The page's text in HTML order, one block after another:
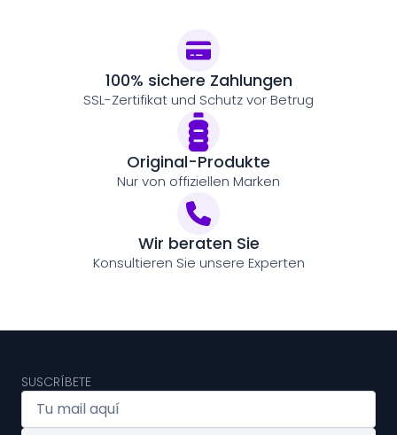
100% sichere Zahlungen
SSL-Zertifikat und Schutz vor Betrug
Original-Produkte
Nur von offiziellen Marken
Wir beraten Sie
Konsultieren Sie unsere Experten
SUSCRÍBETE